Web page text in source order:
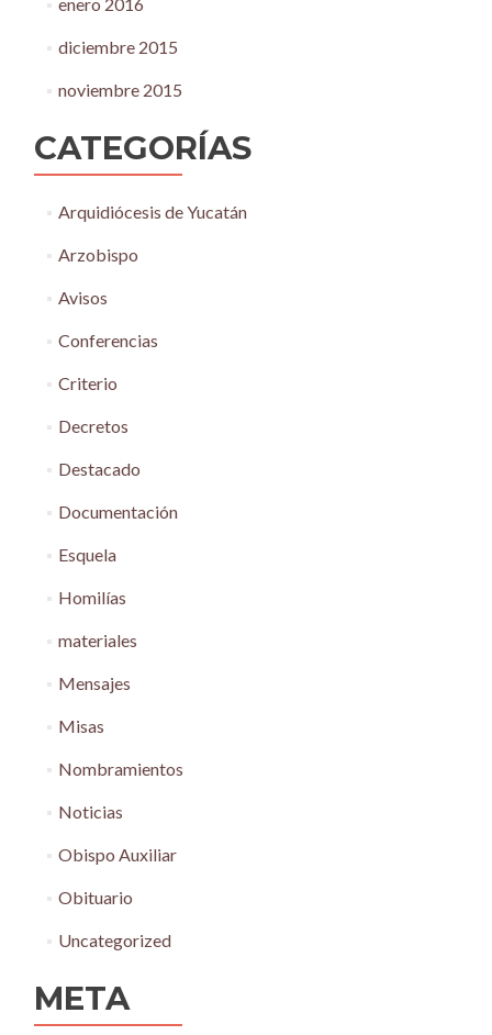
diciembre 2015
noviembre 2015
CATEGORÍAS
Arquidiócesis de Yucatán
Arzobispo
Avisos
Conferencias
Criterio
Decretos
Destacado
Documentación
Esquela
Homilías
materiales
Mensajes
Misas
Nombramientos
Noticias
Obispo Auxiliar
Obituario
Uncategorized
META